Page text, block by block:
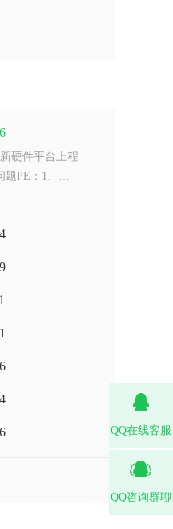
硬件平台上程
题PE：1、…
QQ在线客服
QQ咨询群聊